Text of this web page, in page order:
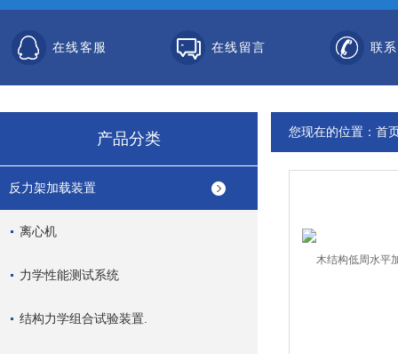
在线客服 在线留言 联
产品分类
反力架加载装置
离心机
力学性能测试系统
结构力学组合试验装置.
您现在的位置： 首